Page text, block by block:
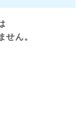
せん。